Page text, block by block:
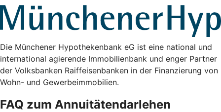
Die Münchener Hypothekenbank eG ist eine national und
international agierende Immobilienbank und enger Partner
der Volksbanken Raiffeisenbanken in der Finanzierung von
Wohn- und Gewerbeimmobilien.
FAQ zum Annuitätendarlehen